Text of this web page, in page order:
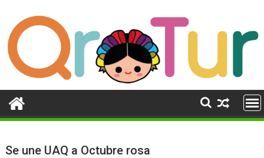
contenido
Se une UAQ a Octubre rosa